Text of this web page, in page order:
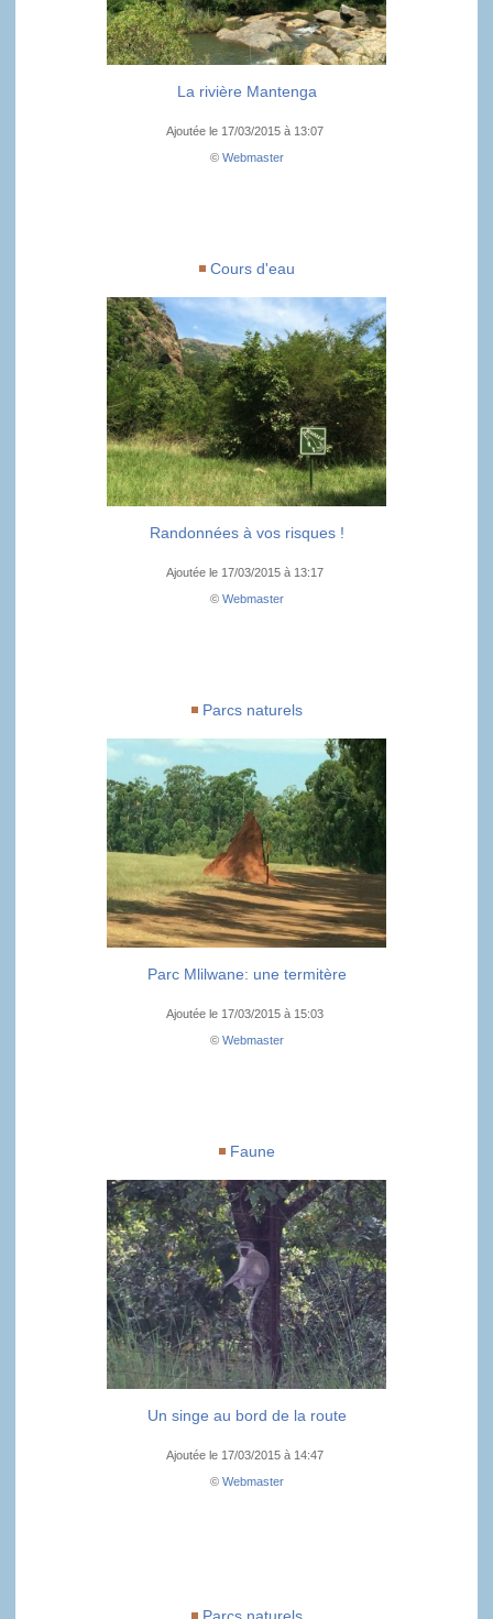
La rivière Mantenga
Ajoutée le 17/03/2015 à 13:07
© Webmaster
Cours d'eau
Randonnées à vos risques !
Ajoutée le 17/03/2015 à 13:17
© Webmaster
Parcs naturels
Parc Mlilwane: une termitère
Ajoutée le 17/03/2015 à 15:03
© Webmaster
Faune
Un singe au bord de la route
Ajoutée le 17/03/2015 à 14:47
© Webmaster